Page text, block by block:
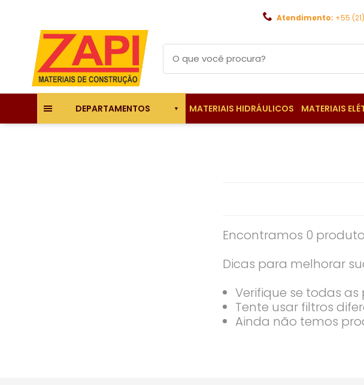
Atendimento: +55
DEPARTAMENTOS MATERIAIS HIDRÁULICOS MATERIAIS
Encontramos 0
Dicas para melhorar
Verifique se todas
Tente usar filtros
Ainda não temos